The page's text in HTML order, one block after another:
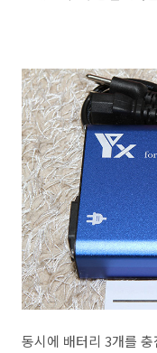
동시에 배터리 3개를